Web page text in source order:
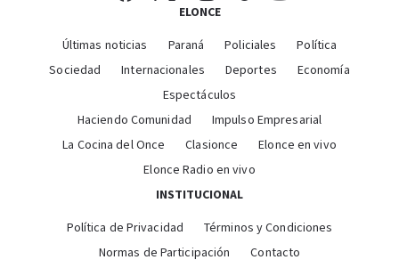
ELONCE
Últimas noticias Paraná Policiales
Política
Sociedad
Internacionales Deportes
Economía
Espectáculos
Haciendo Comunidad
Impulso Empresarial
La Cocina del Once
Clasionce
Elonce en vivo
Elonce Radio en vivo
INSTITUCIONAL
Política de Privacidad
Términos y Condiciones
Normas de Participación
Contacto